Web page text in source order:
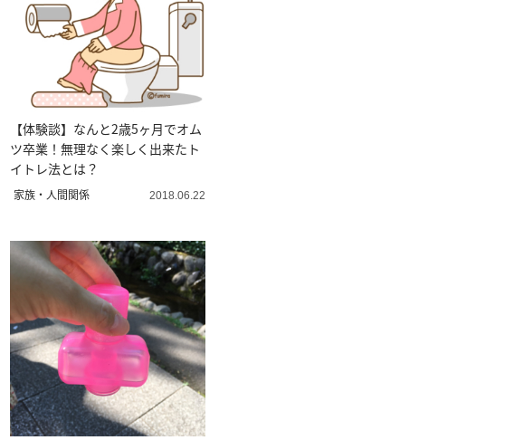
【体験談】なんと2歳5ヶ月でオム
ツ卒業！無理なく楽しく出来たト
イトレ法とは？
家族・人間関係 2018.06.22